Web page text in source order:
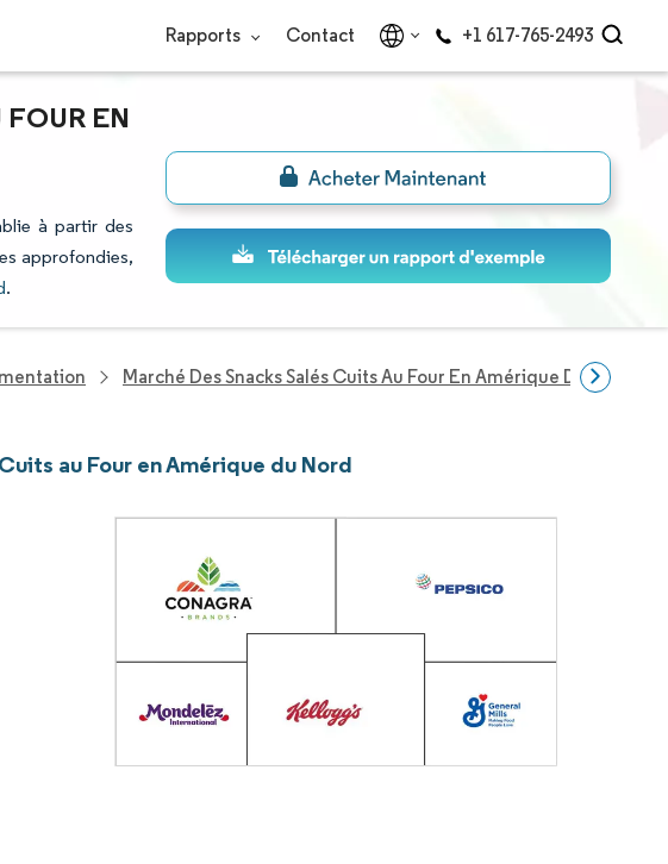
Rapports Contact +1 617-765-2493
FOUR EN
à partir des
approfondies,
.
Marché Des Snacks Salés Cuits Au Four En Amérique Du Nord
au Four en Amérique du Nord